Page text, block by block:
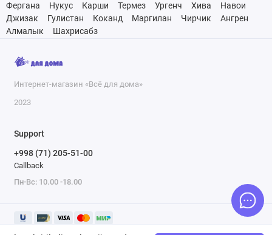
Фергана
Нукус Карши Термез Ургенч Хива
Навои
Джизак
Гулистан Коканд Маргилан Чирчик
Ангрен
Алмалык
Шахрисабз
Интернет-магазин «Всё для дома»
2023
Support
+998 (71) 205-51-00
Callback
Пн-Вс: 10.00 -18.00